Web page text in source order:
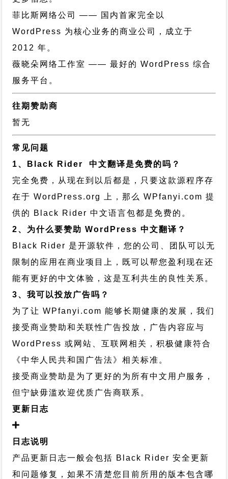
菲比斯网络公司
—— 国内首家完全以
WordPress 为核心业务的商业公司，成立于
2012 年。
薇晓朵网络工作室 —— 最好的 WordPress 综合
服务平台。
往期赞助商
暂无
常见问题
1、Black Rider 中文翻译是免费的吗？
完全免费，从现在到以后都是，只要这款源程序存
在于 WordPress.org 上，那么 WPfanyi.com 提
供的 Black Rider 中文语言包都是免费的。
2、为什么要赞助 WordPress 中文翻译？
Black Rider 是开源软件，您的公司、团队可以无
限制的应用在商业项目上，既可以帮您盈利现在还
能有更好的中文体验，这是互利共生的良性关系。
3、我可以投放广告吗？
为了让 WPfanyi.com 能够长期健康的发展，我们
接受商业赞助和关联性广告投放，广告内容应与
WordPress 或网站、互联网相关，积极健康符合
《中华人民共和国广告法》相关标准。
接受商业赞助是为了更好的为所有中文用户服务，
但宁缺毋滥欢迎优质广告商联系。
更新日志
日志说明
产品更新日志一般会包括 Black Rider 安全更新
和问题修复，如果不清楚您目前所用的版本包含哪